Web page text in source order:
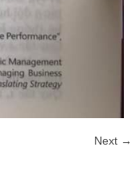
Next →